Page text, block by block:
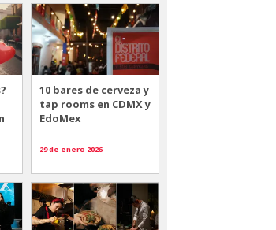
10 bares de cerveza y
tap rooms en CDMX y
EdoMex
29 de enero 2026